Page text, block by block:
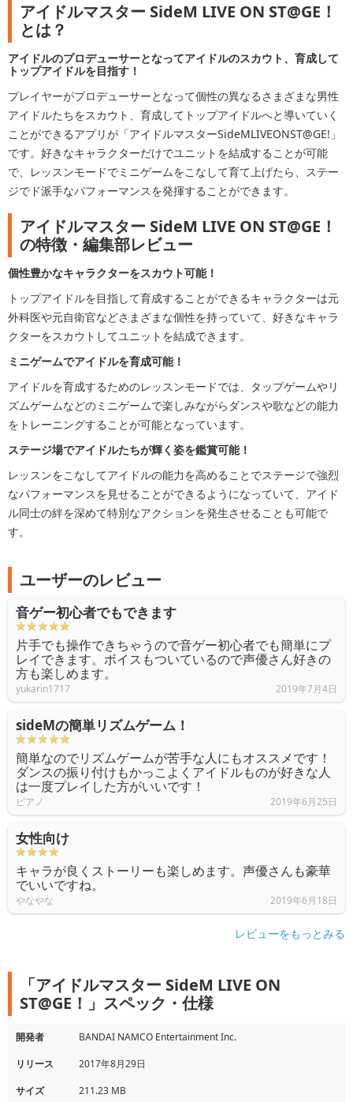
アイドルマスター SideM LIVE ON ST@GE！
とは？
アイドルのプロデューサーとなってアイドルのスカウト、育成して
トップアイドルを目指す！
プレイヤーがプロデューサーとなって個性の異なるさまざまな男性
アイドルたちをスカウト、育成してトップアイドルへと導いていく
ことができるアプリが「アイドルマスターSideMLIVEONST@GE!」
です。好きなキャラクターだけでユニットを結成することが可能
で、レッスンモードでミニゲームをこなして育て上げたら、ステー
ジでド派手なパフォーマンスを発揮することができます。
アイドルマスター SideM LIVE ON ST@GE！
の特徴・編集部レビュー
個性豊かなキャラクターをスカウト可能！
トップアイドルを目指して育成することができるキャラクターは元
外科医や元自衛官などさまざまな個性を持っていて、好きなキャラ
クターをスカウトしてユニットを結成できます。
ミニゲームでアイドルを育成可能！
アイドルを育成するためのレッスンモードでは、タップゲームやリ
ズムゲームなどのミニゲームで楽しみながらダンスや歌などの能力
をトレーニングすることが可能となっています。
ステージ場でアイドルたちが輝く姿を鑑賞可能！
レッスンをこなしてアイドルの能力を高めることでステージで強烈
なパフォーマンスを見せることができるようになっていて、アイド
ル同士の絆を深めて特別なアクションを発生させることも可能で
す。
ユーザーのレビュー
音ゲー初心者でもできます
片手でも操作できちゃうので音ゲー初心者でも簡単にプ
レイできます。ボイスもついているので声優さん好きの
方も楽しめます。
yukarin1717 2019年7月4日
sideMの簡単リズムゲーム！
簡単なのでリズムゲームが苦手な人にもオススメです！
ダンスの振り付けもかっこよくアイドルものが好きな人
は一度プレイした方がいいです！
ピアノ 2019年6月25日
女性向け
キャラが良くストーリーも楽しめます。声優さんも豪華
でいいですね。
やなやな 2019年6月18日
レビューをもっとみる
「アイドルマスター SideM LIVE ON
ST@GE！」スペック・仕様
開発者
BANDAI NAMCO Entertainment Inc.
リリース
2017年8月29日
サイズ
211.23 MB